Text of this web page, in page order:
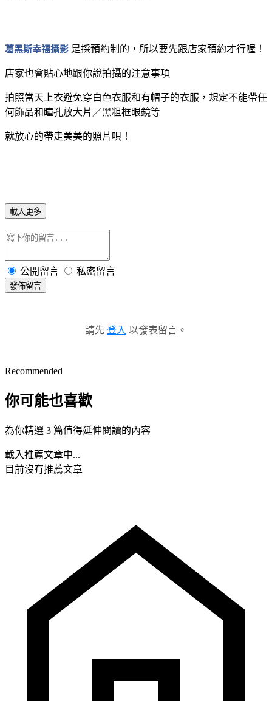
葛黑斯幸福攝影 是採預約制的，所以要先跟店家預約才行喔！
店家也會貼心地跟你說拍攝的注意事項
拍照當天上衣避免穿白色衣服和有帽子的衣服，規定不能帶任
何飾品和瞳孔放大片／黑粗框眼鏡等
就放心的帶走美美的照片唄！
載入更多
公開留言 私密留言
發佈留言
請先 登入 以發表留言。
Recommended
你可能也喜歡
為你精選 3 篇值得延伸閱讀的內容
載入推薦文章中...
目前沒有推薦文章